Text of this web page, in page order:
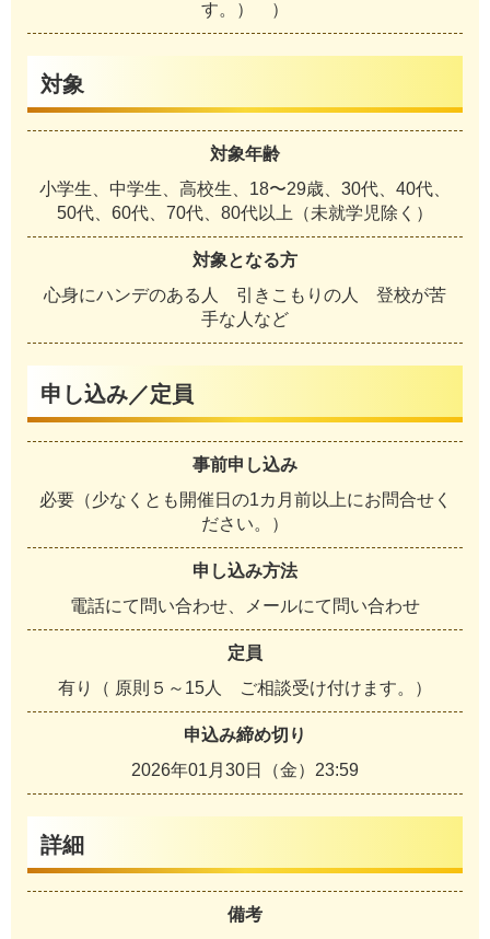
す。） ）
対象
対象年齢
小学生、中学生、高校生、18〜29歳、30代、40代、
50代、60代、70代、80代以上（未就学児除く）
対象となる方
心身にハンデのある人 引きこもりの人 登校が苦
手な人など
申し込み／定員
事前申し込み
必要（少なくとも開催日の1カ月前以上にお問合せく
ださい。）
申し込み方法
電話にて問い合わせ、メールにて問い合わせ
定員
有り（ 原則５～15人 ご相談受け付けます。）
申込み締め切り
2026年01月30日（金）23:59
詳細
備考